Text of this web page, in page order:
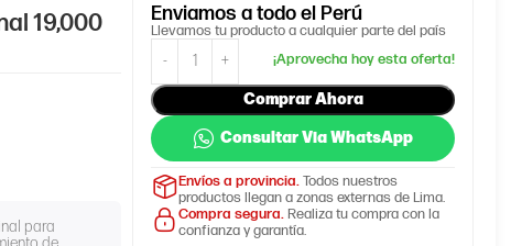
19,000
para
Enviamosa todo el Perú
Llevamos tu producto a cualquier parte del país
Comprar Ahora
Consultar Via WhatsApp
Envíos a provincia.Todos nuestros
productos llegan a zonas externas de Lima.
Compra segura.Realiza tu compra con la
confianza y garantía.